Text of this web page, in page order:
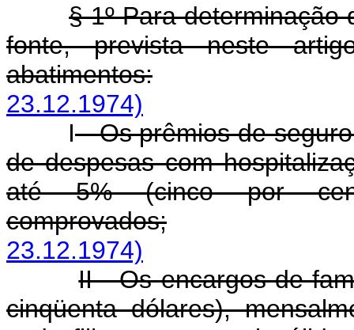
§ 1º Para
fonte, prevista neste
abatimentos:
23.12.1974)
I- Os prêmios de
de despesas com
até 5% (cinco por
comprovados;
23.12.1974)
II - Os encargos de
cinqüenta dólares),